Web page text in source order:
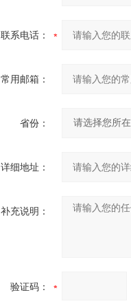
联系电话：
常用邮箱：
省份：
详细地址：
补充说明：
验证码：